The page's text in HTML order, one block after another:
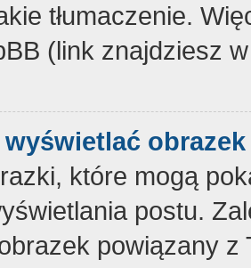
tłumaczenie.
(link znajdziesz
które mogą
postu.
powiązany z